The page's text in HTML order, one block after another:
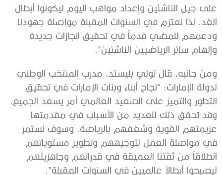
على جيل الناشئين وإعداد مواهب اليوم ليكونوا أبطال
الغد. لذا نعتزم في السنوات المقبلة مواصلة جهودنا
ودعمهم للمضي قدماً في تحقيق انجازات جديدة
وإلهام سائر الرياضيين الناشئين”.
ومن جانبه، قال تولي بليستد، مدرب المنتخب الوطني
لدولة الإمارات: “نجاح أبناء وبنات الإمارات في تحقيق
التطور والتميز على الصعيد العالمي أمر يسعد الجميع،
وقد تحقق ذلك للعديد من الأسباب في مقدمتها
عزيمتهم القوية وشغفهم بالرياضة. وسوف نستمر
في مواصلة العمل لتوجيههم وتطوير مستوياتهم
انطلاقاً من ثقتنا العميقة في قدراتهم وجاهزيتهم
ليصبحوا أبطالاً عالميين في السنوات المقبلة”.